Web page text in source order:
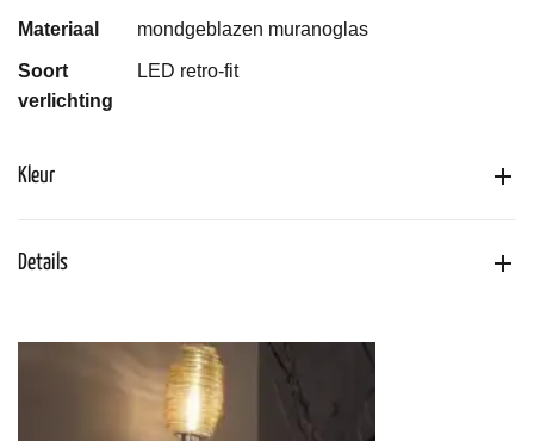
Materiaal mondgeblazen muranoglas
Soort
verlichting
LED retro-fit
Kleur
Details